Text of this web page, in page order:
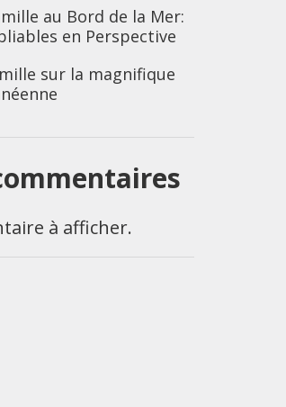
au Bord de la Mer:
en Perspective
sur la magnifique
à afficher.